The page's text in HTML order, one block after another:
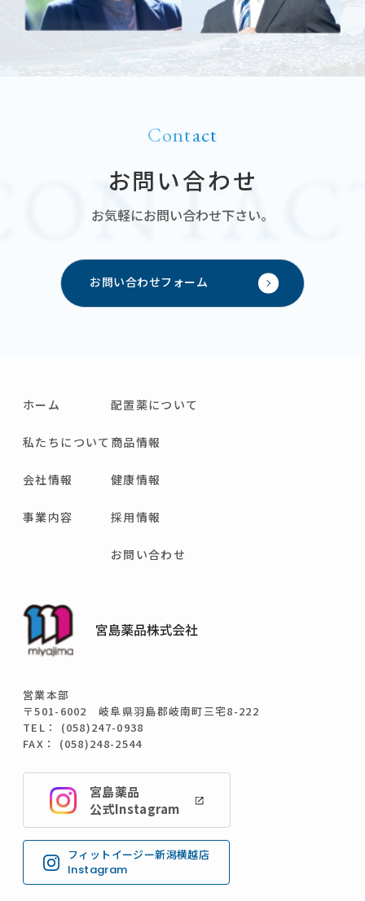
Contact
お問い合わせ
お気軽にお問い合わせ下さい。
お問い合わせフォーム
営業本部
〒501-6002 岐阜県羽島郡岐南町三宅8-222
TEL： (058)247-0938
FAX： (058)248-2544
ホーム
私たちについて
会社情報
事業内容
配置薬について
商品情報
健康情報
採用情報
お問い合わせ
宮島薬品
公式Instagram
フィットイージー新潟横越店
Instagram